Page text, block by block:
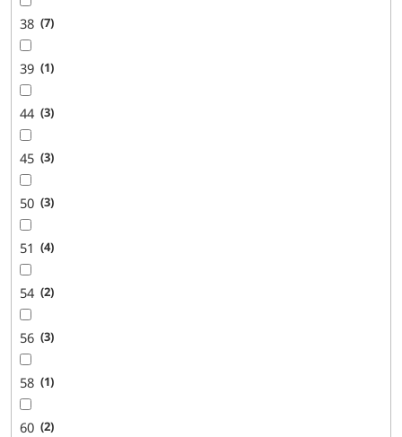
38 7
39 1
44 3
45 3
50 3
51 4
54 2
56 3
58 1
60 2